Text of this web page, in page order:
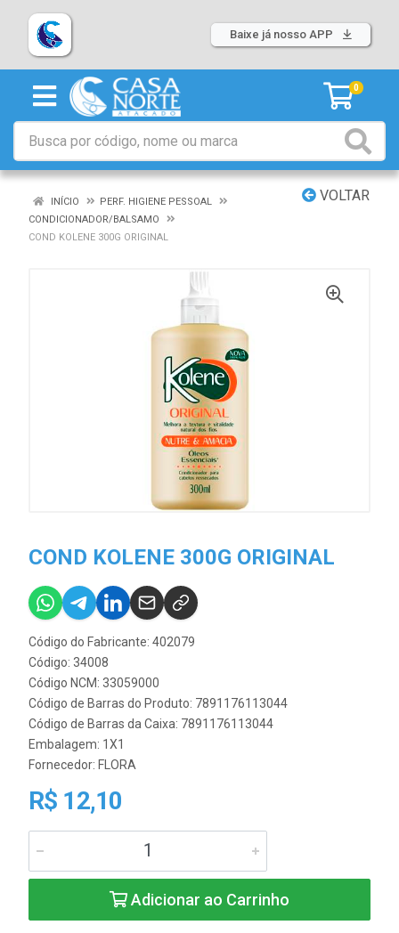
Baixe já nosso APP
0
VOLTAR
INÍCIO
PERF. HIGIENE PESSOAL
CONDICIONADOR/BALSAMO
COND KOLENE 300G ORIGINAL
COND KOLENE 300G ORIGINAL
Código do Fabricante: 402079
Código: 34008
Código NCM: 33059000
Código de Barras do Produto: 7891176113044
Código de Barras da Caixa: 7891176113044
Embalagem: 1X1
Fornecedor: FLORA
R$ 12,10
Adicionar ao Carrinho